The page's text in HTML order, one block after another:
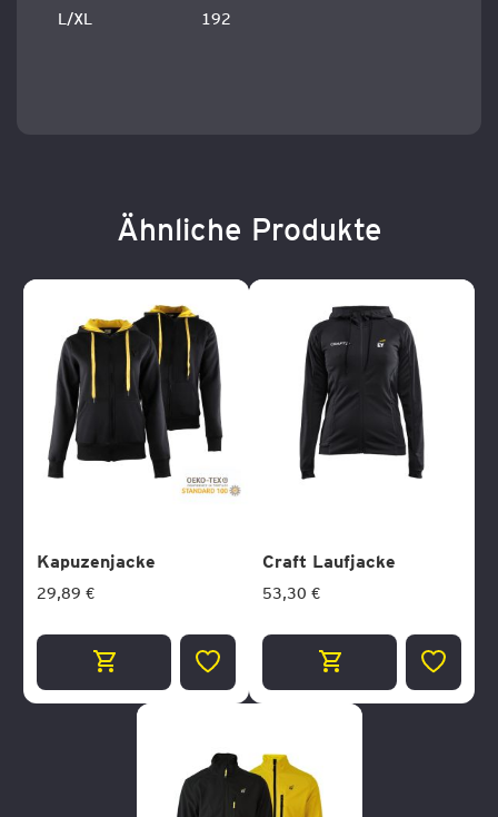
L/XL 192
Ähnliche Produkte
Kapuzenjacke
29,89 €
ZUR
HINZUFÜGEN
Craft Laufjacke
53,30 €
ZUR